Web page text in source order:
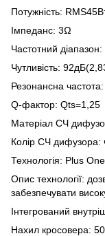
Потужність:
Імпеданс: 3Ω
Частотний
Чутливість:
Резонансна
Q-фактор: Qts=1,25
Матеріал СЧ
Колір СЧ дифузора:
Технологія: Plus
Опис технології:
забезпечувати
Інтегрований
Нахил кросовера: